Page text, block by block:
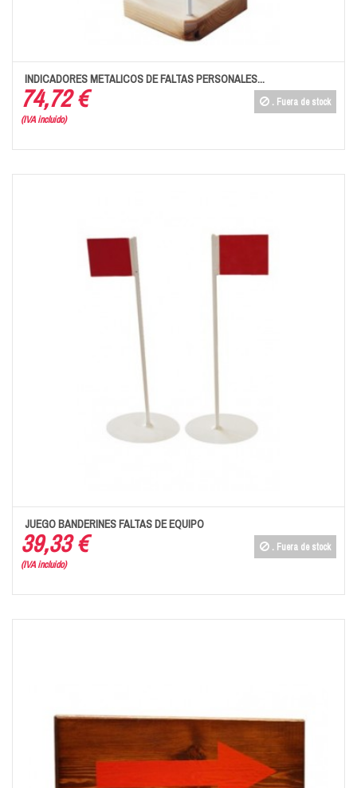
INDICADORES METALICOS DE FALTAS PERSONALES...
74,72 €
(IVA incluido)
. Fuera de stock
JUEGO BANDERINES FALTAS DE EQUIPO
39,33 €
(IVA incluido)
. Fuera de stock